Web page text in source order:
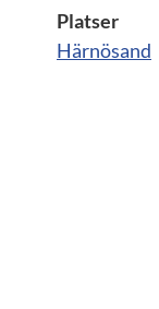
Platser
Härnösand